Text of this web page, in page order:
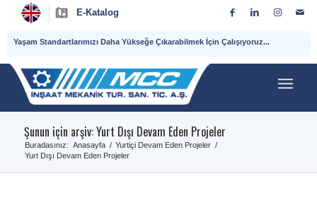
E-Katalog
Yaşam Standartlarımızı Daha Yükseğe Çıkarabilmek İçin Çalışıyoruz...
Şunun için arşiv: Yurt Dışı Devam Eden Projeler
Buradasınız: Anasayfa / Yurtiçi Devam Eden Projeler /
Yurt Dışı Devam Eden Projeler